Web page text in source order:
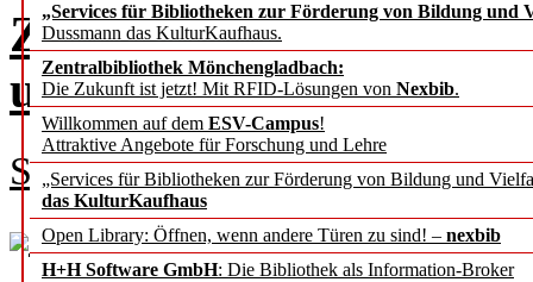
„Services für Bibliotheken zur Förderung von Bildung und
Dussmann das KulturKaufhaus.
Zentralbibliothek Mönchengladbach:
Die Zukunft ist jetzt! Mit RFID-Lösungen von Nexbib.
Willkommen auf dem ESV-Campus!
Attraktive Angebote für Forschung und Lehre
„Services für Bibliotheken zur Förderung von Bildung und
das KulturKaufhaus
Open Library: Öffnen, wenn andere Türen zu sind! – nexbib
H+H Software GmbH: Die Bibliothek als Information-Broker
Zur wissenschaftlichen
und Zuschreibung
Svenja Hagenhoff
Zirkulation